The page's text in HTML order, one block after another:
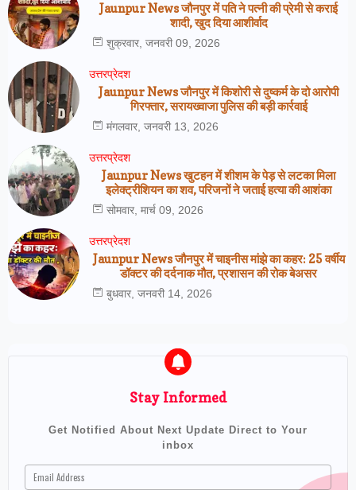
Jaunpur News जौनपुर में पति ने पत्नी की प्रेमी से कराई
शादी, खुद दिया आशीर्वाद
शुक्रवार, जनवरी 09, 2026
उत्तरप्रेदश
Jaunpur News जौनपुर में किशोरी से दुष्कर्म के दो आरोपी
गिरफ्तार, सरायख्वाजा पुलिस की बड़ी कार्रवाई
मंगलवार, जनवरी 13, 2026
उत्तरप्रेदश
Jaunpur News खुटहन में शीशम के पेड़ से लटका मिला
इलेक्ट्रीशियन का शव, परिजनों ने जताई हत्या की आशंका
सोमवार, मार्च 09, 2026
उत्तरप्रेदश
Jaunpur News जौनपुर में चाइनीस मांझे का कहर: 25 वर्षीय
डॉक्टर की दर्दनाक मौत, प्रशासन की रोक बेअसर
बुधवार, जनवरी 14, 2026
Stay Informed
Get Notified About Next Update Direct to Your
inbox